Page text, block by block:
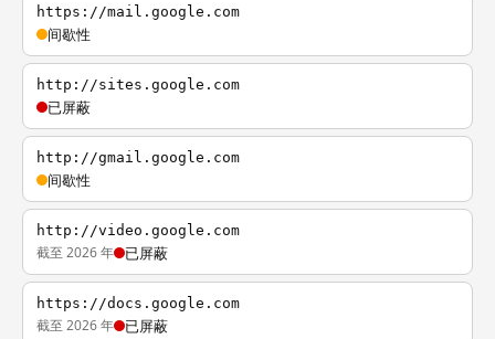
https://mail.google.com
间歇性
http://sites.google.com
已屏蔽
http://gmail.google.com
间歇性
http://video.google.com
截至 2026 年 已屏蔽
https://docs.google.com
截至 2026 年 已屏蔽